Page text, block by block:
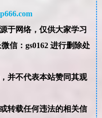
于网络，仅供大家学习
进行删除处
并不代表本站赞同其观
转载任何违法的相关信